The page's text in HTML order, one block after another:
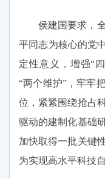
侯建国要求，
平同志为核心的党
定性意义，增强“
“两个维护”，牢牢
位，紧紧围绕抢占
驱动的建制化基础
加快取得一批关键
为实现高水平科技